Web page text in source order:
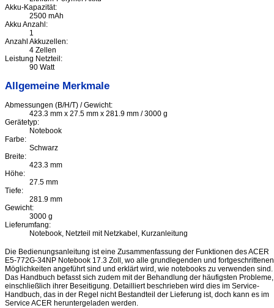
Akku-Kapazität:
2500 mAh
Akku Anzahl:
1
Anzahl Akkuzellen:
4 Zellen
Leistung Netzteil:
90 Watt
Allgemeine Merkmale
Abmessungen (B/H/T) / Gewicht:
423.3 mm x 27.5 mm x 281.9 mm / 3000 g
Gerätetyp:
Notebook
Farbe:
Schwarz
Breite:
423.3 mm
Höhe:
27.5 mm
Tiefe:
281.9 mm
Gewicht:
3000 g
Lieferumfang:
Notebook, Netzteil mit Netzkabel, Kurzanleitung
Die Bedienungsanleitung ist eine Zusammenfassung der Funktionen des ACER
E5-772G-34NP Notebook 17.3 Zoll, wo alle grundlegenden und fortgeschrittenen
Möglichkeiten angeführt sind und erklärt wird, wie notebooks zu verwenden sind.
Das Handbuch befasst sich zudem mit der Behandlung der häufigsten Probleme,
einschließlich ihrer Beseitigung. Detailliert beschrieben wird dies im Service-
Handbuch, das in der Regel nicht Bestandteil der Lieferung ist, doch kann es im
Service ACER heruntergeladen werden.